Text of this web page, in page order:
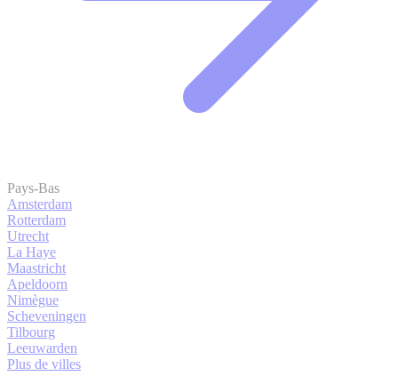
Pays-Bas
Amsterdam
Rotterdam
Utrecht
La Haye
Maastricht
Apeldoorn
Nimègue
Scheveningen
Tilbourg
Leeuwarden
Plus de villes